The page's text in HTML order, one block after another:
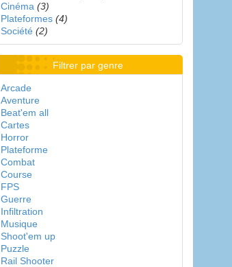
Cinéma (3)
Plateformes (4)
Société (2)
Filtrer par genre
Arcade
Aventure
Beat'em all
Cartes
Horror
Plateforme
Combat
Course
FPS
Guerre
Infiltration
Musique
Shoot'em up
Puzzle
Rail Shooter